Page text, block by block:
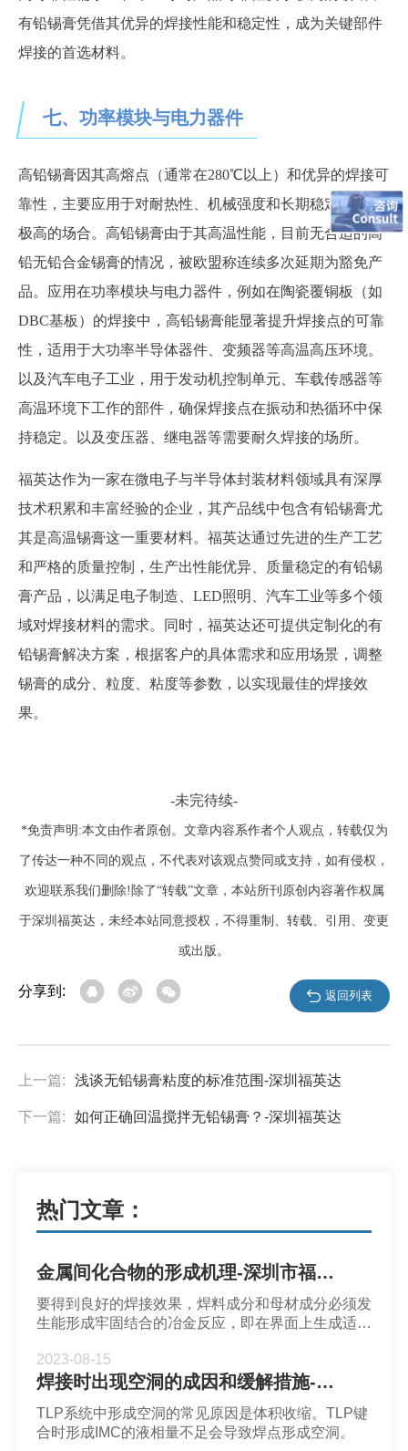
有铅锡膏凭借其优异的焊接性能和稳定性，成为关键部件
焊接的首选材料。
七、 功率模块与电力器件
高铅锡膏因其高熔点（通常在280℃以上）和优异的焊接可
靠性，主要应用于对耐热性、机械强度和长期稳定性要求
极高的场合。 高铅锡膏由于其高温性能，目前无合适的高
铅无铅合金锡膏的情况，被欧盟称连续多次延期为豁免产
品。应用在功率模块与电力器件， 例如在陶瓷覆铜板（如
DBC基板）的焊接中，高铅锡膏能显著提升焊接点的可靠
性，适用于大功率半导体器件、变频器等高温高压环境。
以及汽车电子工业 ， 用于发动机控制单元、车载传感器等
高温环境下工作的部件，确保焊接点在振动和热循环中保
持稳定。 以及变压器、继电器等需要耐久焊接的场所。
福英达作为一家在微电子与半导体封装材料领域具有深厚
技术积累和丰富经验的企业，其产品线中包含有铅锡膏尤
其是高温锡膏这一重要材料。福英达通过先进的生产工艺
和严格的质量控制，生产出性能优异、质量稳定的有铅锡
膏产品，以满足电子制造、 LED照明、汽车工业等多个领
域对焊接材料的需求。同时，福英达还可提供定制化的有
铅锡膏解决方案，根据客户的具体需求和应用场景，调整
锡膏的成分、粒度、粘度等参数，以实现最佳的焊接效
果。
-未完待续-
*免责声明:本文由作者原创。文章内容系作者个人观点，转载仅为
了传达一种不同的观点，不代表对该观点赞同或支持，如有侵权，
欢迎联系我们删除!除了“转载”文章，本站所刊原创内容著作权属
于深圳福英达，未经本站同意授权，不得重制、转载、引用、变更
或出版。
分享到: 返回列表
上一篇: 浅谈无铅锡膏粘度的标准范围-深圳福英达
下一篇: 如何正确回温搅拌无铅锡膏？-深圳福英达
热门文章：
金属间化合物的形成机理-深圳市福英达
要得到良好的焊接效果，焊料成分和母材成分必须发
生能形成牢固结合的冶金反应，即在界面上生成适当
2023-08-15
焊接时出现空洞的成因和缓解措施-深圳福英达
TLP系统中形成空洞的常见原因是体积收缩。TLP键
合时形成IMC的液相量不足会导致焊点形成空洞。